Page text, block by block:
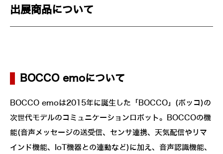
出展商品について
BOCCO emoについて
BOCCO emoは2015年に誕生した「BOCCO」(ボッコ)の
次世代モデルのコミュニケーションロボット。BOCCOの機
能(音声メッセージの送受信、センサ連携、天気配信やリマ
インド機能、IoT機器との連動など)に加え、音声認識機能、